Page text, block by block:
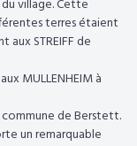
du village. Cette
terres étaient
aux STREIFF de
MULLENHEIM à
de Berstett.
un remarquable